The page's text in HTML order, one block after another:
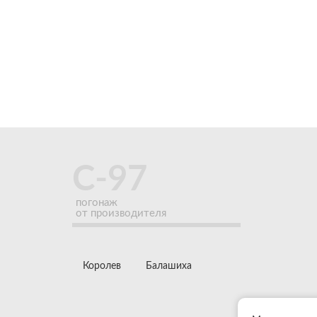
погонаж
от производителя
Королев Балашиха